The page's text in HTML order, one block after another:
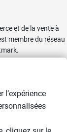
et de la vente à
membre du réseau
l’expérience